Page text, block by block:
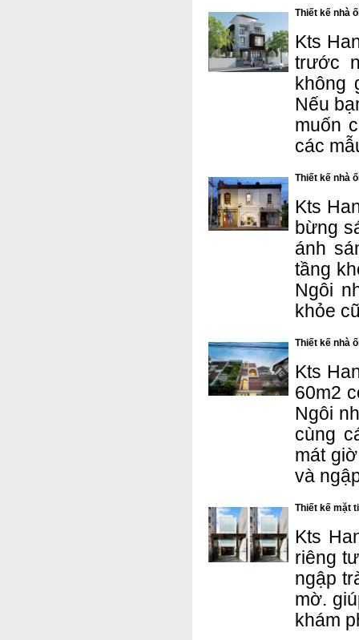
Thiết kế nhà
Kts
trước
không
Nếu
muốn
các
Thiết kế nhà
Kts
bừng
ánh
tầng
Ngôi
khỏe
Thiết kế nhà
Kts
60m2
Ngôi
cùng
mát
và
Thiết kế mặt
Kts
riêng
ngập
mờ.
khám